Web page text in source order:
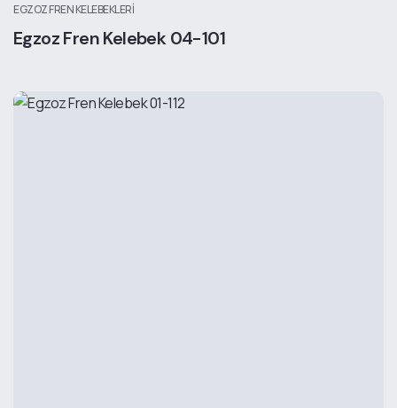
EGZOZ FREN KELEBEKLERI
Egzoz Fren Kelebek 04-101